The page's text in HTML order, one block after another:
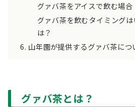
グァバ茶をアイスで飲む場合
グァバ茶を飲むタイミング
は？
山年園が提供するグァバ茶につ
グァバ茶とは？